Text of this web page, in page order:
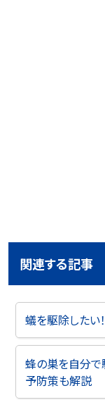
関連する記事
蟻を駆除したい
蜂の巣を自分で
予防策も解説